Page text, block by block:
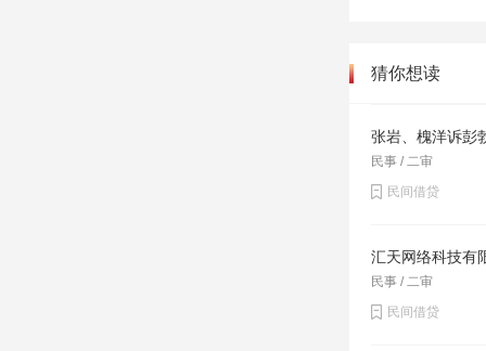
猜你想读
张岩、槐洋诉彭
民事 / 二审
民间借贷
汇天网络科技有
民事 / 二审
民间借贷